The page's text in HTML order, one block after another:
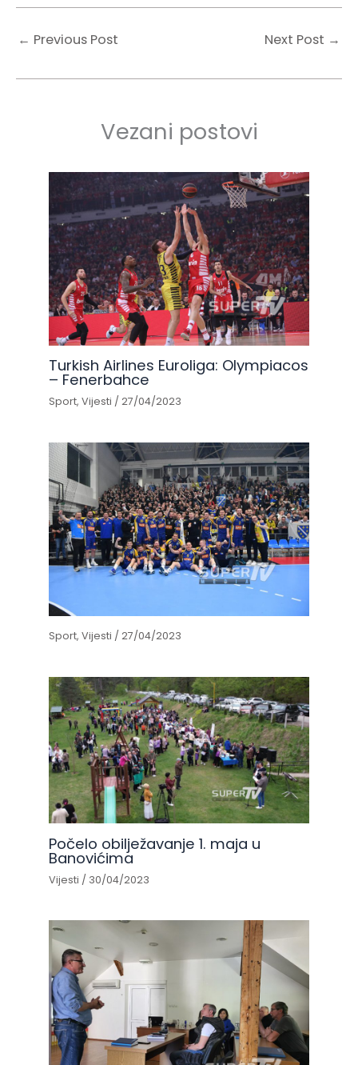
← Previous Post Next Post →
Vezani postovi
Turkish Airlines Euroliga: Olympiacos
– Fenerbahce
Sport,Vijesti /27/04/2023
Sport,Vijesti /27/04/2023
Počelo obilježavanje 1. maja u
Banovićima
Vijesti / 30/04/2023